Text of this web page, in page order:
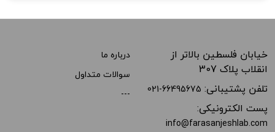
خیابان فلسطین بالاتر از
انقلاب پلاک 307
تلفن پشتیبانی: 021-66495675
پست الکترونیکی:
info@farasanjeshlab.com
درباره ما
سوالات متداول
---